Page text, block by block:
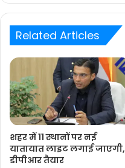
Related Articles
शहर में 11 स्थानों पर नई
यातायात लाइट लगाई जाएगी,
डीपीआर तैयार